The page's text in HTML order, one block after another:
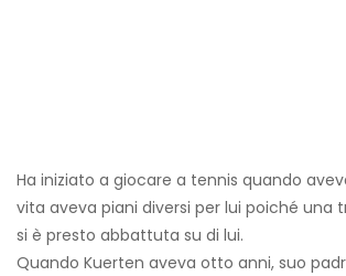
Ha iniziato a giocare a tennis quando
vita aveva piani diversi per lui poiché una
si è presto abbattuta su di lui.
Quando Kuerten aveva otto anni, suo